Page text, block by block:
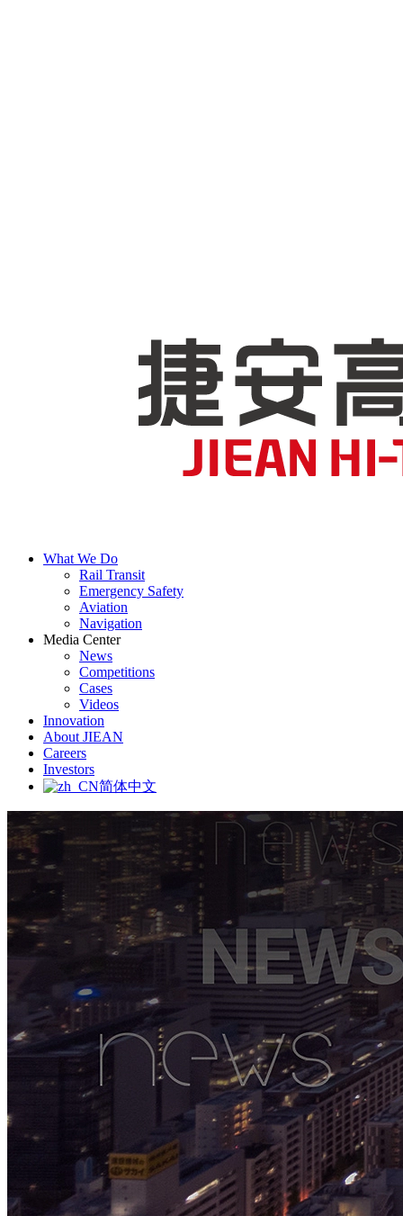
What We Do
Rail Transit
Emergency Safety
Aviation
Navigation
Media Center
News
Competitions
Cases
Videos
Innovation
About JIEAN
Careers
Investors
简体中文